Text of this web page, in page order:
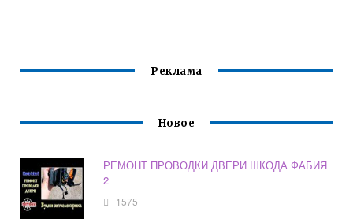
Реклама
Новое
РЕМОНТ ПРОВОДКИ ДВЕРИ ШКОДА ФАБИЯ
2
1575